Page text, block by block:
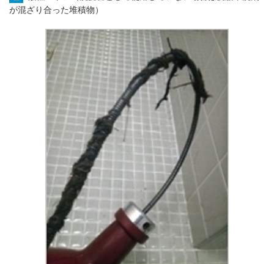
が混ざり合った堆積物）